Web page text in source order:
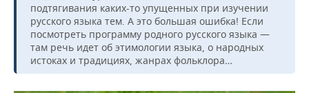
подтягивания каких-то упущенных при изучении
русского языка тем. А это большая ошибка! Если
посмотреть программу родного русского языка —
там речь идет об этимологии языка, о народных
истоках и традициях, жанрах фольклора…